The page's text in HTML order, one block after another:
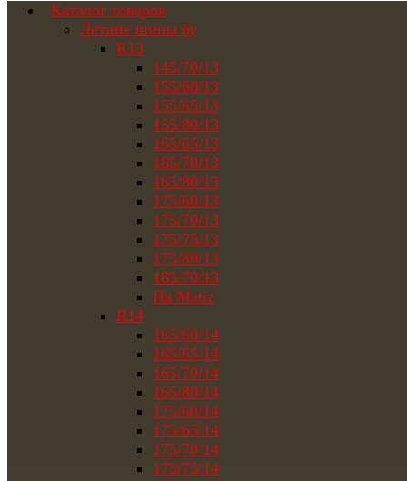
Каталог товаров
Летние шины бу
R13
145/70/13
155/60/13
155/65/13
155/80/13
165/65/13
165/70/13
165/80/13
175/60/13
175/70/13
175/75/13
175/80/13
185/70/13
На Matiz
R14
165/60/14
165/65/14
165/70/14
165/80/14
175/60/14
175/65/14
175/70/14
175/75/14